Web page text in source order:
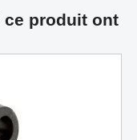
ce produit ont